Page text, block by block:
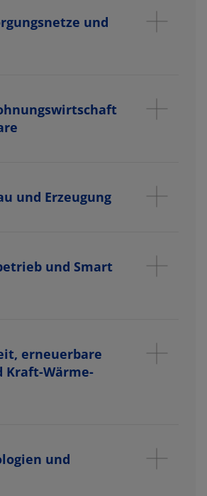
und
und Erzeugung
und Smart
erneuerbare
Kraft-Wärme-
und